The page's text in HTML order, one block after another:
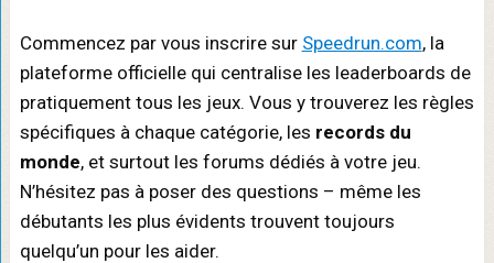
Commencez par vous inscrire sur Speedrun.com, la
plateforme officielle qui centralise les leaderboards de
pratiquement tous les jeux. Vous y trouverez les règles
spécifiques à chaque catégorie, les records du
monde, et surtout les forums dédiés à votre jeu.
N’hésitez pas à poser des questions – même les
débutants les plus évidents trouvent toujours
quelqu’un pour les aider.